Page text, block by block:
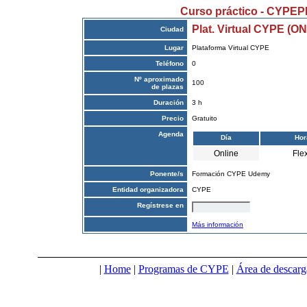
Curso práctico -
Ciudad Plat. Virtual CYPE
Lugar Plataforma Virtual CYPE
Teléfono 0
Nº aproximado
de plazas
100
Duración 3 h
Precio Gratuito
Agenda Día
Online
Ponente/s Formación CYPE Udemy
Entidad organizadora CYPE
Regístrese en
Más información
| Home| Programas de CYPE | Área de